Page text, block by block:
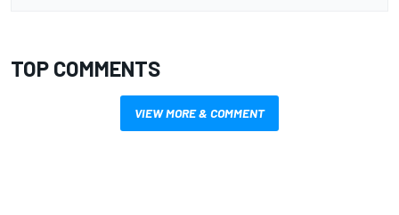
TOP COMMENTS
VIEW MORE & COMMENT